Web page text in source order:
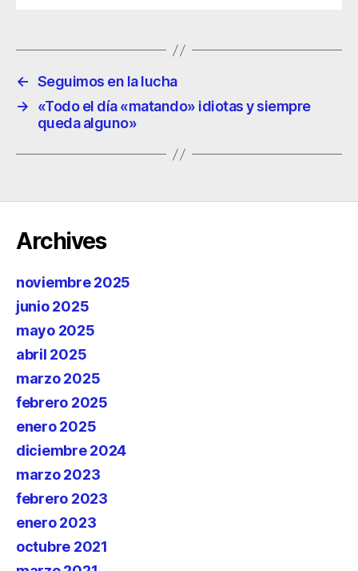
← Seguimos en la lucha
→
«Todo el día «matando» idiotas y siempre
queda alguno»
Archives
noviembre 2025
junio 2025
mayo 2025
abril 2025
marzo 2025
febrero 2025
enero 2025
diciembre 2024
marzo 2023
febrero 2023
enero 2023
octubre 2021